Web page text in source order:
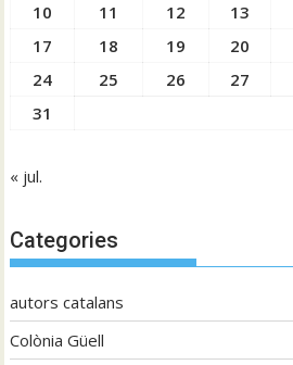
10
11 12 13
17
18 19 20
24
25 26 27
31
« jul.
Categories
autors catalans
Colònia Güell